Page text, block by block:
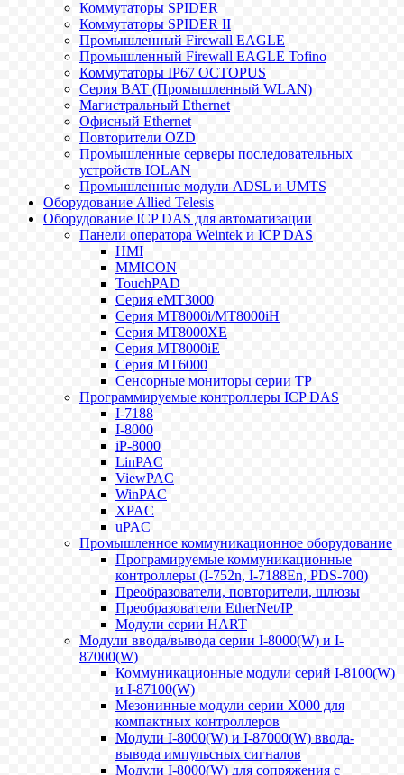
Коммутаторы SPIDER
Коммутаторы SPIDER II
Промышленный Firewall EAGLE
Промышленный Firewall EAGLE Tofino
Коммутаторы IP67 OCTOPUS
Серия BAT (Промышленный WLAN)
Магистральный Ethernet
Офисный Ethernet
Повторители OZD
Промышленные серверы последовательных
устройств IOLAN
Промышленные модули ADSL и UMTS
Оборудование Allied Telesis
Оборудование ICP DAS для автоматизации
Панели оператора Weintek и ICP DAS
HMI
MMICON
TouchPAD
Серия eMT3000
Серия MT8000i/MT8000iH
Серия MT8000XE
Серия MT8000iE
Серия MT6000
Сенсорные мониторы серии TP
Программируемые контроллеры ICP DAS
I-7188
I-8000
iP-8000
LinPAC
ViewPAC
WinPAC
XPAC
uPAC
Промышленное коммуникационное оборудование
Програмируемые коммуникационные
контроллеры (I-752n, I-7188En, PDS-700)
Преобразователи, повторители, шлюзы
Преобразователи EtherNet/IP
Модули серии HART
Модули ввода/вывода серии I-8000(W) и I-
87000(W)
Коммуникационные модули серий I-8100(W)
и I-87100(W)
Мезонинные модули серии X000 для
компактных контроллеров
Модули I-8000(W) и I-87000(W) ввода-
вывода импульсных сигналов
Модули I-8000(W) для сопряжения с